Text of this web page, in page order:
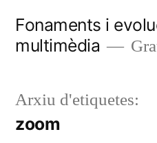
Fonaments i
multimèdia
Arxiu d'etiquetes:
zoom